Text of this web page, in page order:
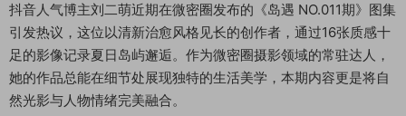
抖音人气博主刘二萌近期在微密圈发布的《岛遇 NO.011期》图集
引发热议，这位以清新治愈风格见长的创作者，通过16张质感十
足的影像记录夏日岛屿邂逅。作为微密圈摄影领域的常驻达人，
她的作品总能在细节处展现独特的生活美学，本期内容更是将自
然光影与人物情绪完美融合。